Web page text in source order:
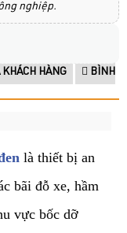
nghiệp.
HÀNG
BÌNH
là thiết bị an
bãi đỗ xe, hầm
vực bốc dỡ